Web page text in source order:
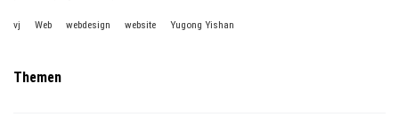
vj Web webdesign website Yugong Yishan
Themen